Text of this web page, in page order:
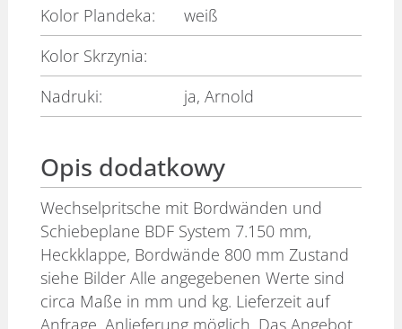
Kolor Plandeka:
weiß
Kolor Skrzynia:
Nadruki:
ja, Arnold
Opis dodatkowy
Wechselpritsche mit Bordwänden und
Schiebeplane BDF System 7.150 mm,
Heckklappe, Bordwände 800 mm Zustand
siehe Bilder Alle angegebenen Werte sind
circa Maße in mm und kg. Lieferzeit auf
Anfrage. Anlieferung möglich. Das Angebot